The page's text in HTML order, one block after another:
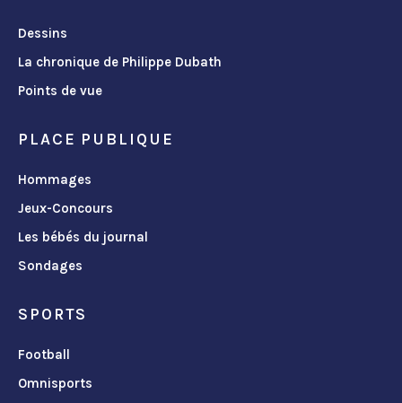
Dessins
La chronique de Philippe Dubath
Points de vue
PLACE PUBLIQUE
Hommages
Jeux-Concours
Les bébés du journal
Sondages
SPORTS
Football
Omnisports